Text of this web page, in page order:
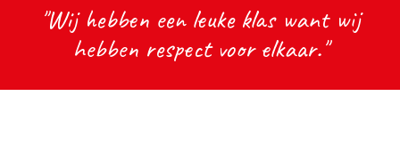
"Wij hebben een leuke klas want wij
hebben respect voor elkaar."